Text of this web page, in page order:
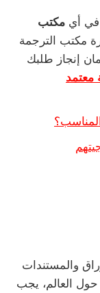
في أي مكتب
مكتب الترجمة
إنجاز طلبك
معتمد
والمستندات
العالم، يجب